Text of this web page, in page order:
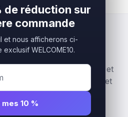
de réduction sur
commande
et nous afficherons ci-
WELCOME10.
10 %
en acrylique, superposées et
marques beauté, bien-être et